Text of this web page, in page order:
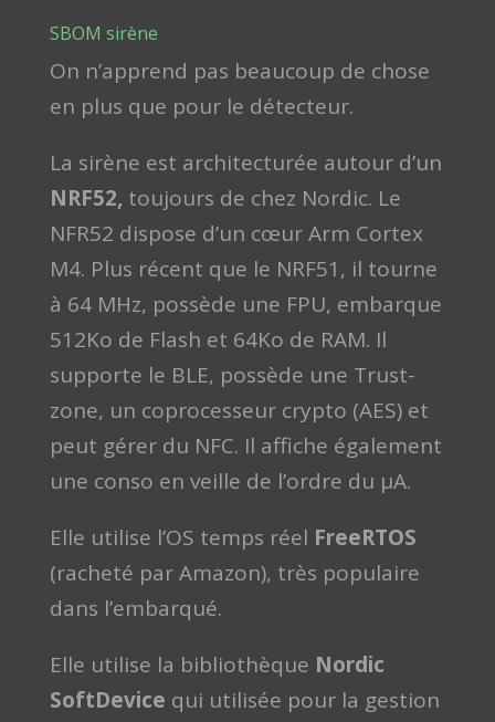
SBOM sirène
On n’apprend pas beaucoup de chose
en plus que pour le détecteur.
La sirène est architecturée autour d’un
NRF52, toujours de chez Nordic. Le
NFR52 dispose d’un cœur Arm Cortex
M4. Plus récent que le NRF51, il tourne
à 64 MHz, possède une FPU, embarque
512Ko de Flash et 64Ko de RAM. Il
supporte le BLE, possède une Trust-
zone, un coprocesseur crypto (AES) et
peut gérer du NFC. Il affiche également
une conso en veille de l’ordre du µA.
Elle utilise l’OS temps réel FreeRTOS
(racheté par Amazon), très populaire
dans l’embarqué.
Elle utilise la bibliothèque Nordic
SoftDevice qui utilisée pour la gestion